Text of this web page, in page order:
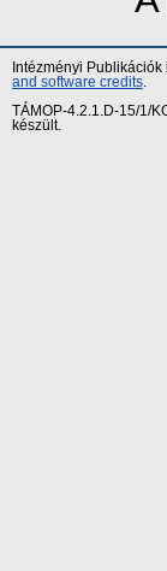
Intézményi
and software credits
TÁMOP-4.2.1.D-15/1/
készült.